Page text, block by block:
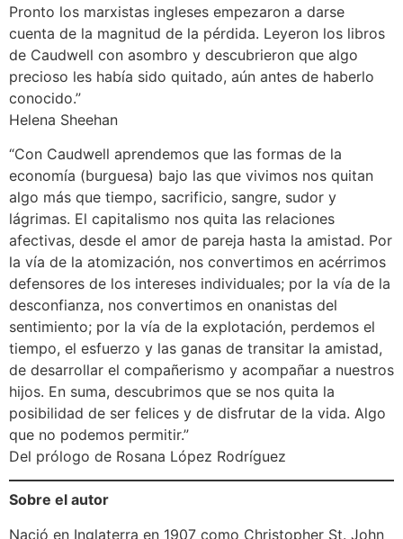
Pronto los marxistas ingleses empezaron a darse
cuenta de la magnitud de la pérdida. Leyeron los libros
de Caudwell con asombro y descubrieron que algo
precioso les había sido quitado, aún antes de haberlo
conocido.”
Helena Sheehan
“Con Caudwell aprendemos que las formas de la
economía (burguesa) bajo las que vivimos nos quitan
algo más que tiempo, sacrificio, sangre, sudor y
lágrimas. El capitalismo nos quita las relaciones
afectivas, desde el amor de pareja hasta la amistad. Por
la vía de la atomización, nos convertimos en acérrimos
defensores de los intereses individuales; por la vía de la
desconfianza, nos convertimos en onanistas del
sentimiento; por la vía de la explotación, perdemos el
tiempo, el esfuerzo y las ganas de transitar la amistad,
de desarrollar el compañerismo y acompañar a nuestros
hijos. En suma, descubrimos que se nos quita la
posibilidad de ser felices y de disfrutar de la vida. Algo
que no podemos permitir.”
Del prólogo de Rosana López Rodríguez
Sobre el autor
Nació en Inglaterra en 1907 como Christopher St. John